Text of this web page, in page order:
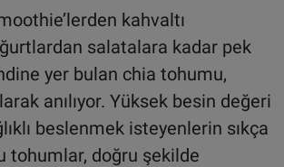
kahvaltı
salatalara kadar pek
yer bulan chia tohumu,
anılıyor. Yüksek besin değeri
beslenmek isteyenlerin sıkça
tohumlar, doğru şekilde